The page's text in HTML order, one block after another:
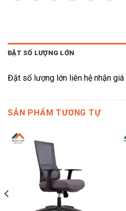
ĐẶT SỐ LƯỢNG LỚN
Đặt số lượng lớn liên hệ nhận
SẢN PHẨM TƯƠNG TỰ